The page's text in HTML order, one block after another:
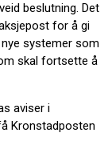
beslutning. Det
for å gi
systemer som
skal fortsette å
aviser i
Kronstadposten